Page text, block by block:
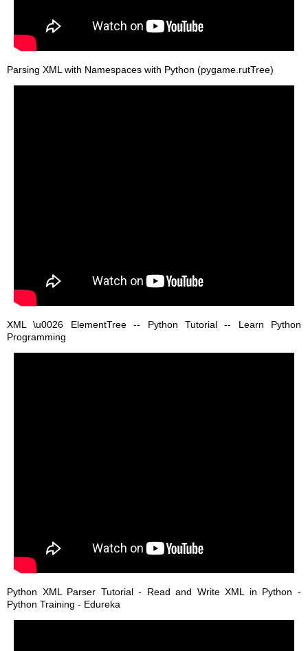
Parsing XML with Namespaces with Python (pygame.rutTree)
XML \u0026 ElementTree -- Python Tutorial -- Learn Python
Programming
Python XML Parser Tutorial - Read and Write XML in Python -
Python Training - Edureka